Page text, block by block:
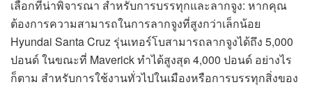
เลือกที่น่าพิจารณา สำหรับการบรรทุกและลากจูง: หากคุณ
ต้องการความสามารถในการลากจูงที่สูงกว่าเล็กน้อย
Hyundai Santa Cruz รุ่นเทอร์โบสามารถลากจูงได้ถึง 5,000
ปอนด์ ในขณะที่ Maverick ทำได้สูงสุด 4,000 ปอนด์ อย่างไร
ก็ตาม สำหรับการใช้งานทั่วไปในเมืองหรือการบรรทุกสิ่งของ